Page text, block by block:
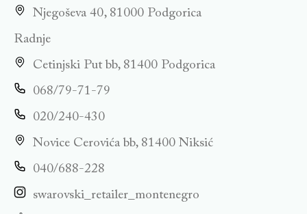
Njegoševa 40, 81000 Podgorica
Radnje
Cetinjski Put bb, 81400 Podgorica
068/79-71-79
020/240-430
Novice Cerovića bb, 81400 Niksić
040/688-228
swarovski_retailer_montenegro